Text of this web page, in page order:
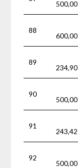
500,00
88
600,00
89
234,90
90
500,00
91
243,42
92
500,00